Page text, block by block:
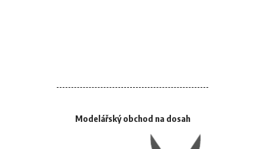
Modelářský obchod na dosah